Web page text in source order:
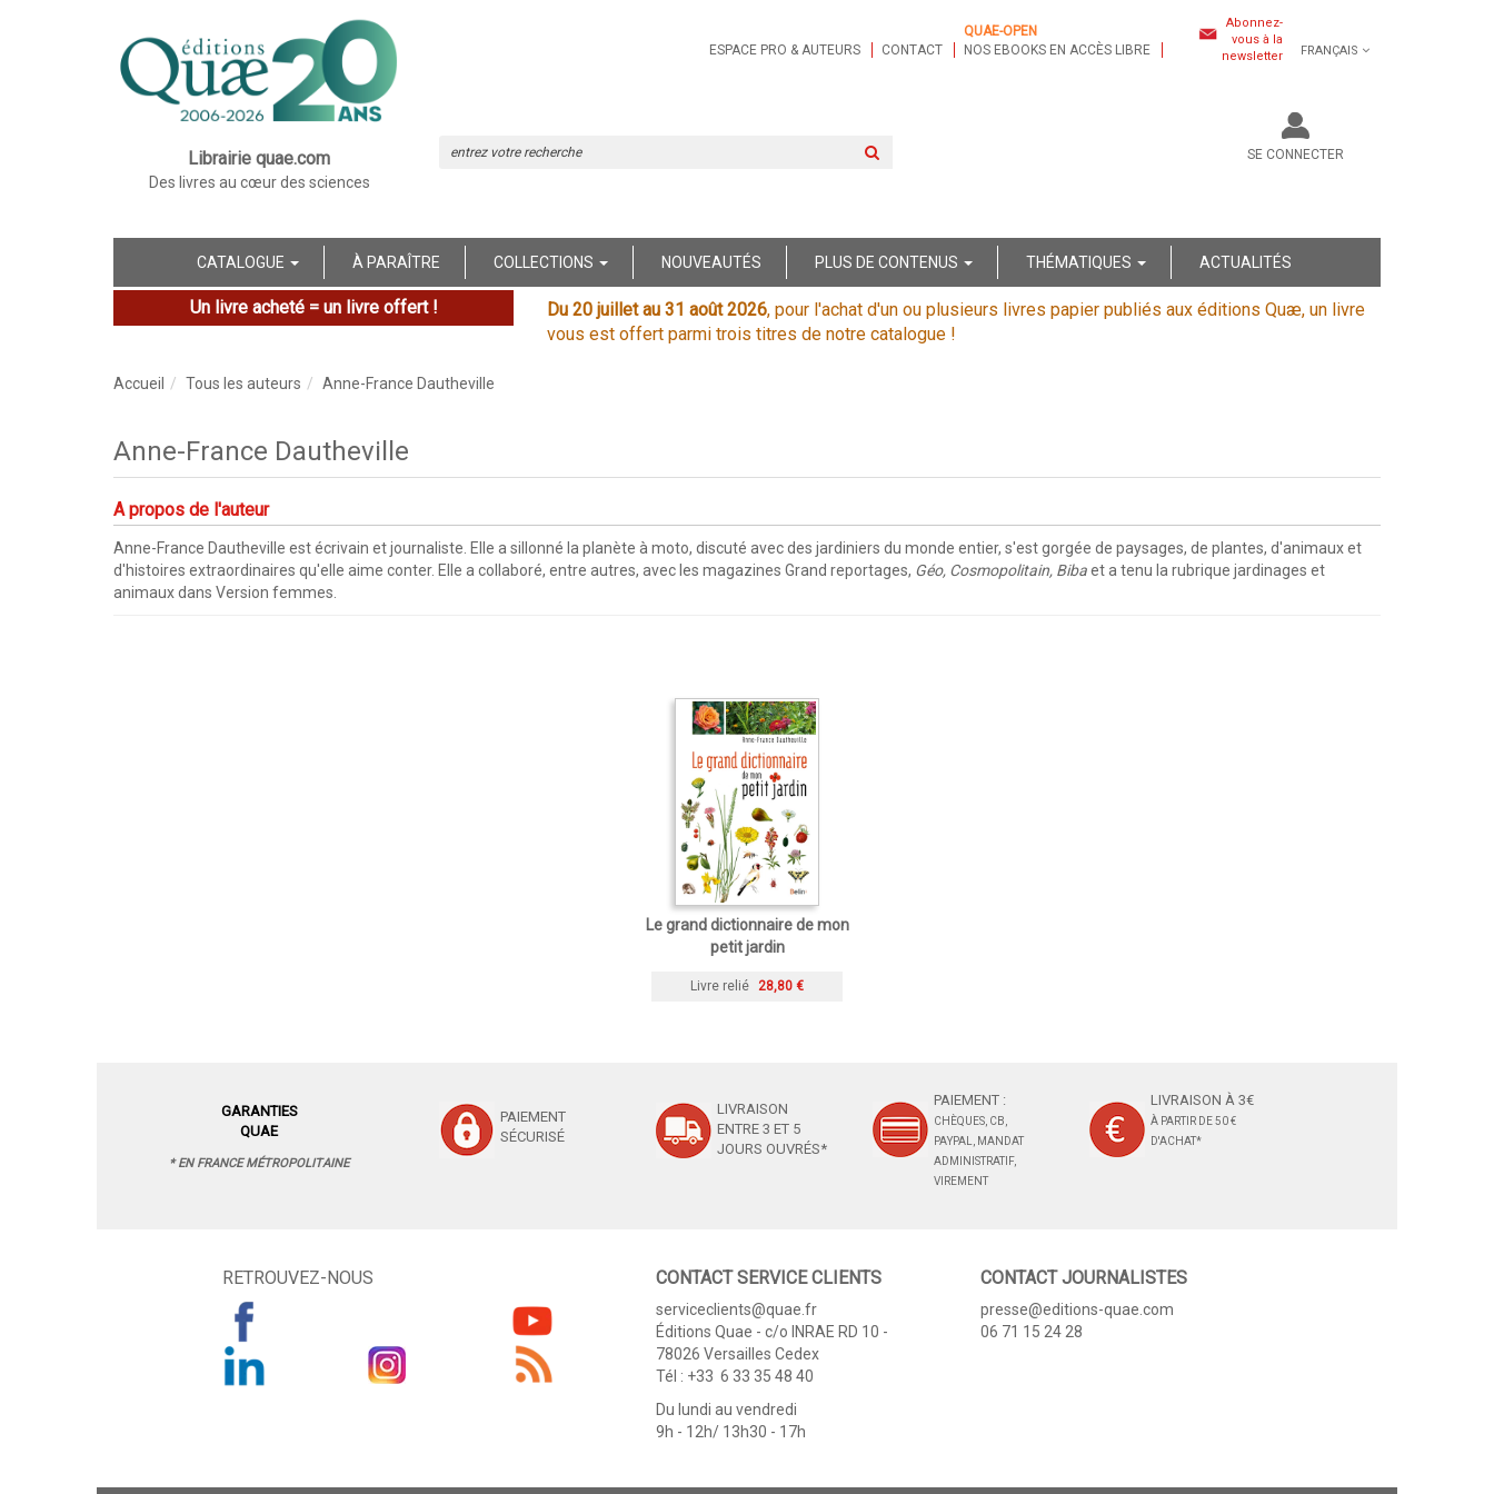
Librairie quae.com
Des livres au cœur des sciences
ESPACE PRO & AUTEURS CONTACT
QUAE-OPEN
NOS EBOOKS EN ACCÈS LIBRE
Abonnez-
vous à la
newsletter
FRANÇAIS
SE CONNECTER
CATALOGUE À PARAÎTRE COLLECTIONS NOUVEAUTÉS PLUS DE CONTENUS THÉMATIQUES ACTUALITÉS
Un livre acheté = un livre offert ! Du 20 juillet au 31 août 2026, pour l'achat d'un ou plusieurs livres papier publiés aux éditions Quæ, un livre
vous est offert parmi trois titres de notre catalogue !
Accueil Tous les auteurs Anne-France Dautheville
Anne-France Dautheville
A propos de l'auteur
Anne-France Dautheville est écrivain et journaliste. Elle a sillonné la planète à moto, discuté avec des jardiniers du monde entier, s'est gorgée de paysages, de plantes, d'animaux et
d'histoires extraordinaires qu'elle aime conter. Elle a collaboré, entre autres, avec les magazines Grand reportages, Géo, Cosmopolitain, Bibaet a tenu la rubrique jardinages et
animaux dans Version femmes.
Le grand dictionnaire de mon
petit jardin
Livre relié 28,80 €
GARANTIES
QUAE
* EN FRANCE MÉTROPOLITAINE
PAIEMENT
SÉCURISÉ
LIVRAISON
ENTRE 3 ET 5
JOURS OUVRÉS*
PAIEMENT :
CHÈQUES, CB,
PAYPAL, MANDAT
ADMINISTRATIF,
VIREMENT
LIVRAISON À 3€
À PARTIR DE 50 €
D'ACHAT*
RETROUVEZ-NOUS CONTACT SERVICE CLIENTS
serviceclients@quae.fr
Éditions Quae - c/o INRAE RD 10 -
78026 Versailles Cedex
Tél : +33 6 33 35 48 40
Du lundi au vendredi
9h - 12h/ 13h30 - 17h
CONTACT JOURNALISTES
presse@editions-quae.com
06 71 15 24 28